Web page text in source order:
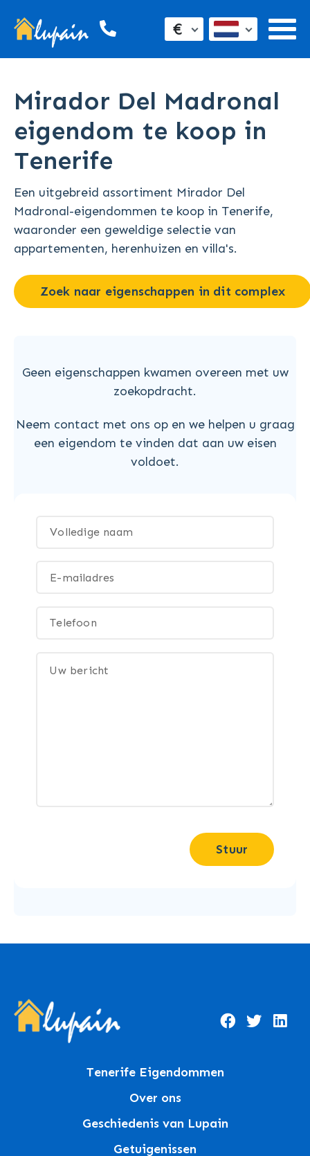
€
Mirador Del Madronal
eigendom te koop in
Tenerife
Een uitgebreid assortiment Mirador Del
Madronal-eigendommen te koop in Tenerife,
waaronder een geweldige selectie van
appartementen, herenhuizen en villa's.
Zoek naar eigenschappen in dit complex
Geen eigenschappen kwamen overeen met uw
zoekopdracht.
Neem contact met ons op en we helpen u graag
een eigendom te vinden dat aan uw eisen
voldoet.
Stuur
Tenerife Eigendommen
Over ons
Geschiedenis van Lupain
Getuigenissen